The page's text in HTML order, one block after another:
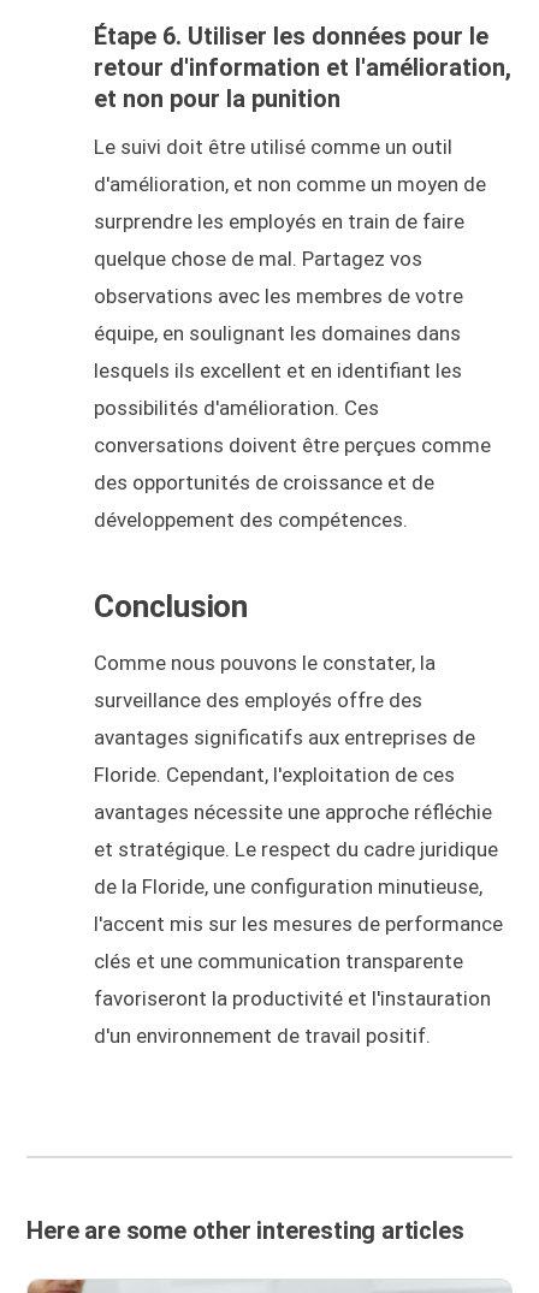
Étape 6. Utiliser les données pour le
retour d'information et l'amélioration,
et non pour la punition
Le suivi doit être utilisé comme un outil
d'amélioration, et non comme un moyen de
surprendre les employés en train de faire
quelque chose de mal. Partagez vos
observations avec les membres de votre
équipe, en soulignant les domaines dans
lesquels ils excellent et en identifiant les
possibilités d'amélioration. Ces
conversations doivent être perçues comme
des opportunités de croissance et de
développement des compétences.
Conclusion
Comme nous pouvons le constater, la
surveillance des employés offre des
avantages significatifs aux entreprises de
Floride. Cependant, l'exploitation de ces
avantages nécessite une approche réfléchie
et stratégique. Le respect du cadre juridique
de la Floride, une configuration minutieuse,
l'accent mis sur les mesures de performance
clés et une communication transparente
favoriseront la productivité et l'instauration
d'un environnement de travail positif.
Here are some other interesting articles